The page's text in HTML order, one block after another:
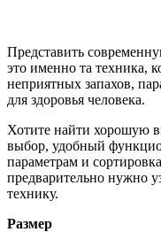
Представить
это именно та техника,
неприятных запахов,
для здоровья человека.
Хотите найти хорошую
выбор, удобный
параметрам и
предварительно нужно
технику.
Размер